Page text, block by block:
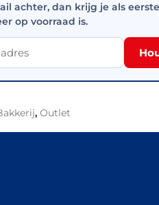
achter, dan krijg je als
op voorraad is.
, Outlet